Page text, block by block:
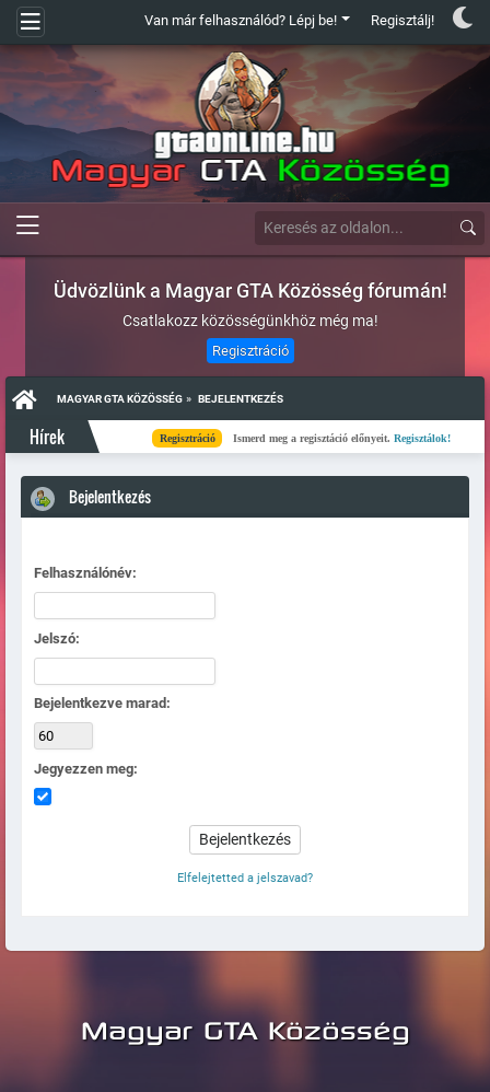
Van már felhasználód? Lépj be! Regisztálj!
Üdvözlünk a Magyar GTA Közösség fórumán!
Csatlakozz közösségünkhöz még ma!
Regisztráció
MAGYAR GTA KÖZÖSSÉG » BEJELENTKEZÉS
Hírek Regisztráció Ismerd meg a regisztáció előnyeit.Regisztálok!
Bejelentkezés
Felhasználónév:
Jelszó:
Bejelentkezve marad:
Jegyezzen meg:
Elfelejtetted a jelszavad?
Magyar GTA Közösség